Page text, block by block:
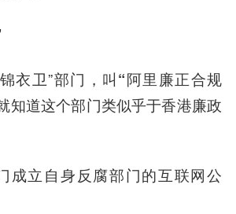
衣卫”部门，叫“阿里廉正合规
知道这个部门类似乎于香港廉政
成立自身反腐部门的互联网公